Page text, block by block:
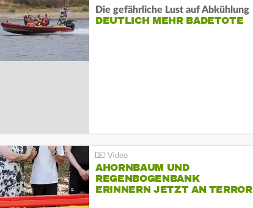
Die gefährliche Lust auf Abkühlung
DEUTLICH MEHR BADETOTE
AHORNBAUM UND
REGENBOGENBANK
ERINNERN JETZT AN TERROR